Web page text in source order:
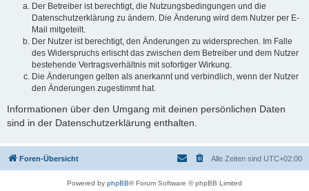
Der Betreiber ist berechtigt, die Nutzungsbedingungen und die
Datenschutzerklärung zu ändern. Die Änderung wird dem Nutzer per E-
Mail mitgeteilt.
Der Nutzer ist berechtigt, den Änderungen zu widersprechen. Im Falle
des Widerspruchs erlischt das zwischen dem Betreiber und dem Nutzer
bestehende Vertragsverhältnis mit sofortiger Wirkung.
Die Änderungen gelten als anerkannt und verbindlich, wenn der Nutzer
den Änderungen zugestimmt hat.
Informationen über den Umgang mit deinen persönlichen Daten
sind in der Datenschutzerklärung enthalten.
Foren-Übersicht Alle Zeiten sind UTC+02:00
Powered by phpBB® Forum Software © phpBB Limited